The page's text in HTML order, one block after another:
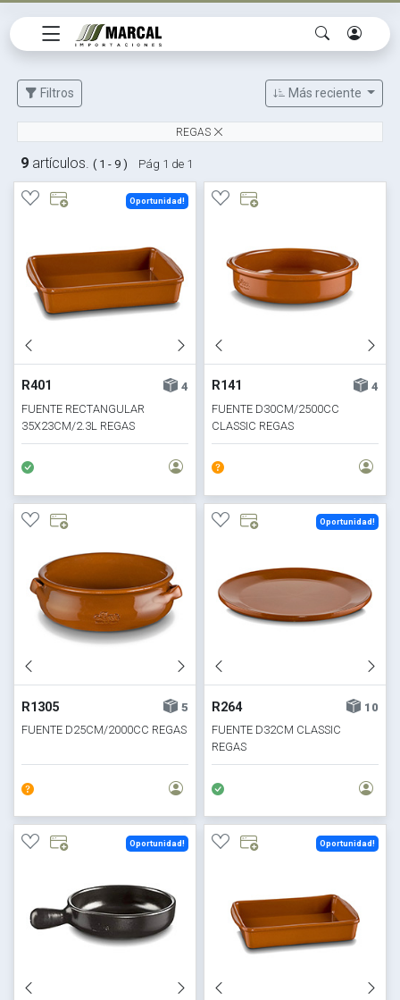
Filtros Más reciente
REGAS
R401
4
FUENTE RECTANGULAR
35X23CM/2.3L REGAS
Oportunidad!
R141
4
FUENTE D30CM/2500CC
CLASSIC REGAS
R1305
5
FUENTE D25CM/2000CC REGAS
R264
10
FUENTE D32CM CLASSIC
REGAS
Oportunidad!
Oportunidad! Oportunidad!
9 artículos.( 1 - 9 ) Pág 1 de 1